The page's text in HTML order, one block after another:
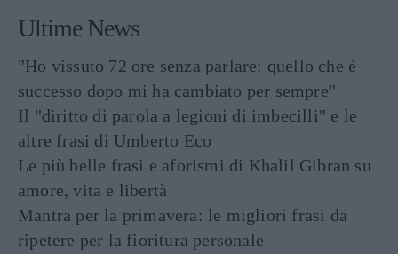
Ultime News
"Ho vissuto 72 ore senza parlare: quello che è
successo dopo mi ha cambiato per sempre"
Il "diritto di parola a legioni di imbecilli" e le
altre frasi di Umberto Eco
Le più belle frasi e aforismi di Khalil Gibran su
amore, vita e libertà
Mantra per la primavera: le migliori frasi da
ripetere per la fioritura personale